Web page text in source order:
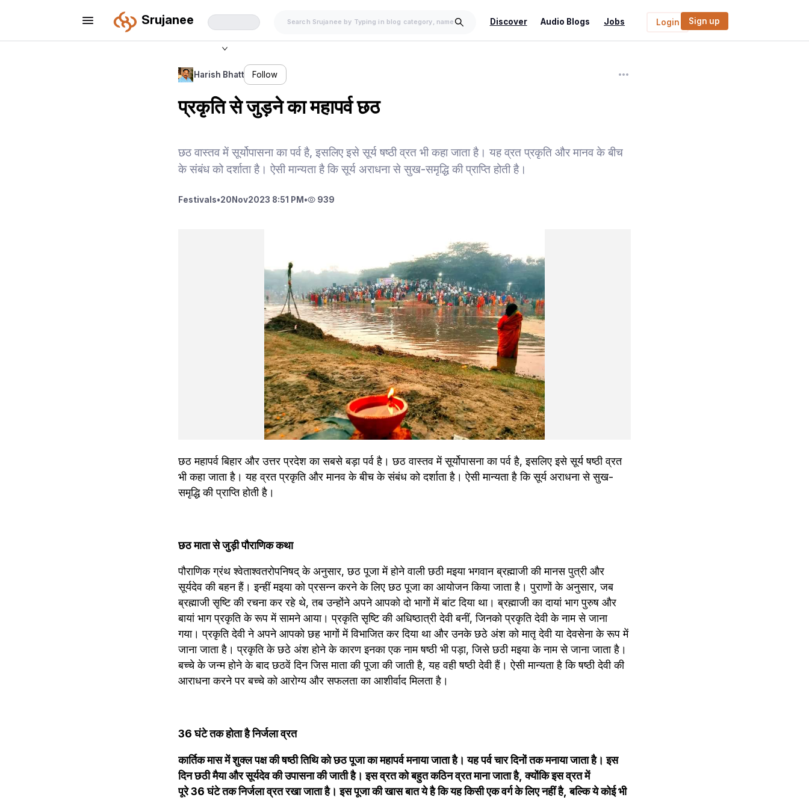
Srujanee Discover Audio Blogs Jobs Login Sign up
Harish Bhatt Follow
प्रकृति से जुड़ने का महापर्व छठ
छठ वास्तव में सूर्योपासना का पर्व है, इसलिए इसे सूर्य षष्ठी व्रत भी कहा जाता है। यह व्रत प्रकृति और मानव के बीच
के संबंध को दर्शाता है। ऐसी मान्यता है कि सूर्य अराधना से सुख-समृद्धि की प्राप्ति होती है।
Festivals•20 Nov2023 8:51 PM • 939
छठ महापर्व बिहार और उत्तर प्रदेश का सबसे बड़ा पर्व है। छठ वास्तव में सूर्योपासना का पर्व है, इसलिए इसे सूर्य षष्ठी व्रत
भी कहा जाता है। यह व्रत प्रकृति और मानव के बीच के संबंध को दर्शाता है। ऐसी मान्यता है कि सूर्य अराधना से सुख-
समृद्धि की प्राप्ति होती है।
छठ माता से जुड़ी पौराणिक कथा
पौराणिक ग्रंथ श्वेताश्वतरोपनिषद् के अनुसार, छठ पूजा में होने वाली छठी मइया भगवान ब्रह्माजी की मानस पुत्री और
सूर्यदेव की बहन हैं। इन्हीं मइया को प्रसन्न करने के लिए छठ पूजा का आयोजन किया जाता है। पुराणों के अनुसार, जब
ब्रह्माजी सृष्टि की रचना कर रहे थे, तब उन्होंने अपने आपको दो भागों में बांट दिया था। ब्रह्माजी का दायां भाग पुरुष और
बायां भाग प्रकृति के रूप में सामने आया। प्रकृति सृष्टि की अधिष्ठात्री देवी बनीं, जिनको प्रकृति देवी के नाम से जाना
गया। प्रकृति देवी ने अपने आपको छह भागों में विभाजित कर दिया था और उनके छठे अंश को मातृ देवी या देवसेना के रूप में
जाना जाता है। प्रकृति के छठे अंश होने के कारण इनका एक नाम षष्ठी भी पड़ा, जिसे छठी मइया के नाम से जाना जाता है।
बच्चे के जन्म होने के बाद छठवें दिन जिस माता की पूजा की जाती है, यह वही षष्ठी देवी हैं। ऐसी मान्यता है कि षष्ठी देवी की
आराधना करने पर बच्चे को आरोग्य और सफलता का आशीर्वाद मिलता है।
36 घंटे तक होता है निर्जला व्रत
कार्तिक मास में शुक्ल पक्ष की षष्ठी तिथि को छठ पूजा का महापर्व मनाया जाता है। यह पर्व चार दिनों तक मनाया जाता है। इस
दिन छठी मैया और सूर्यदेव की उपासना की जाती है। इस व्रत को बहुत कठिन व्रत माना जाता है, क्योंकि इस व्रत में
पूरे 36 घंटे तक निर्जला व्रत रखा जाता है। इस पूजा की खास बात ये है कि यह किसी एक वर्ग के लिए नहीं है, बल्कि ये कोई भी